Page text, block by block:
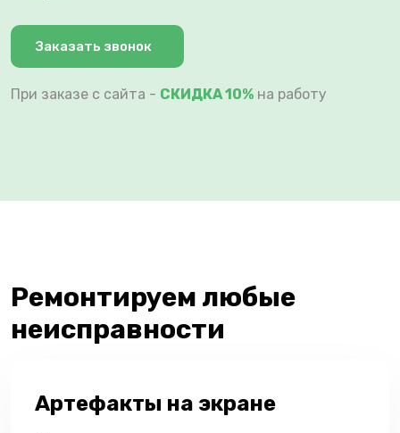
Заказать звонок
При заказе с сайта - СКИДКА 10% на работу
Ремонтируем любые
неисправности
Артефакты на экране